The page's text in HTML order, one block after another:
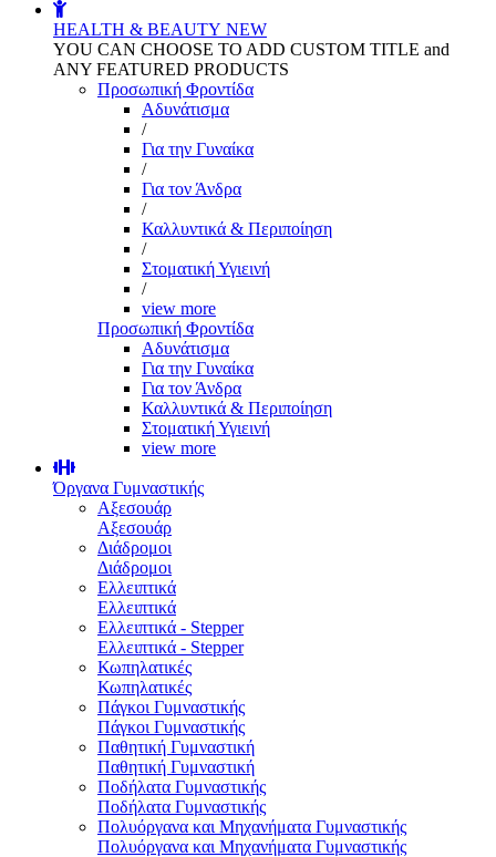
HEALTH & BEAUTY NEW
YOU CAN CHOOSE TO ADD CUSTOM TITLE and
ANY FEATURED PRODUCTS
Προσωπική Φροντίδα
Αδυνάτισμα
/
Για την Γυναίκα
/
Για τον Άνδρα
/
Καλλυντικά & Περιποίηση
/
Στοματική Υγιεινή
/
view more
Προσωπική Φροντίδα
Αδυνάτισμα
Για την Γυναίκα
Για τον Άνδρα
Καλλυντικά & Περιποίηση
Στοματική Υγιεινή
view more
Όργανα Γυμναστικής
Αξεσουάρ
Αξεσουάρ
Διάδρομοι
Διάδρομοι
Ελλειπτικά
Ελλειπτικά
Ελλειπτικά - Stepper
Ελλειπτικά - Stepper
Κωπηλατικές
Κωπηλατικές
Πάγκοι Γυμναστικής
Πάγκοι Γυμναστικής
Παθητική Γυμναστική
Παθητική Γυμναστική
Ποδήλατα Γυμναστικής
Ποδήλατα Γυμναστικής
Πολυόργανα και Μηχανήματα Γυμναστικής
Πολυόργανα και Μηχανήματα Γυμναστικής